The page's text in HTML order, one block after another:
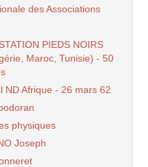
des Associations
PIEDS NOIRS
Maroc, Tunisie) - 50
ND Afrique - 26 mars 62
physiques
Joseph